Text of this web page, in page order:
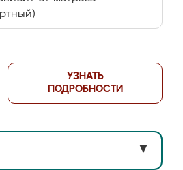
УЗНАТЬ
ПОДРОБНОСТИ
▼